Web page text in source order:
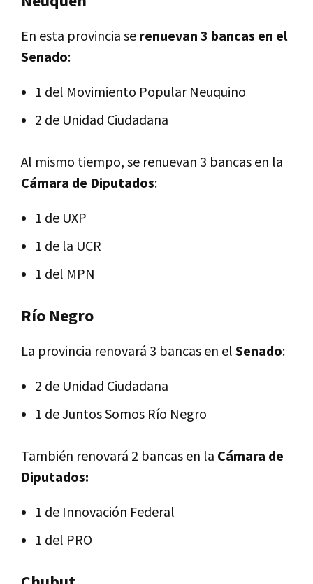
En esta provincia serenuevan 3 bancas en el
Senado:
1 del Movimiento Popular Neuquino
2 de Unidad Ciudadana
Al mismo tiempo, se renuevan 3 bancas en la
Cámara de Diputados:
1 de UXP
1 de la UCR
1 del MPN
Río Negro
La provincia renovará 3 bancas en elSenado:
2 de Unidad Ciudadana
1 de Juntos Somos Río Negro
También renovará 2 bancas en la Cámara de
Diputados:
1 de Innovación Federal
1 del PRO